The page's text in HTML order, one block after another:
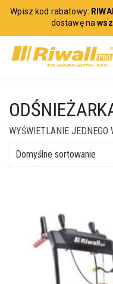
Wpisz kod rabatowy:
dostawę na
WYŚWIETLANIE JEDNEGO
Domyślne sortowanie